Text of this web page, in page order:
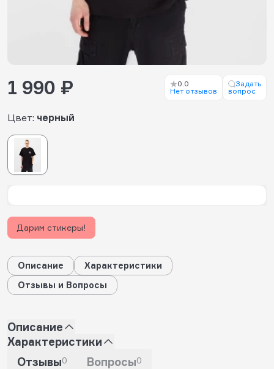
Цвет: черный
1 990 ₽
0.0
Нет отзывов
Задать
вопрос
Дарим стикеры!
Описание
Характеристики
Отзывы и Вопросы
Описание
Характеристики
Отзывы0 Вопросы0